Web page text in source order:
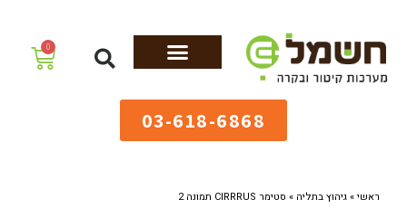
0
03-618-6868
ראשי»גיהוץ בתליה » סטימר CIRRRUS תמונה 2